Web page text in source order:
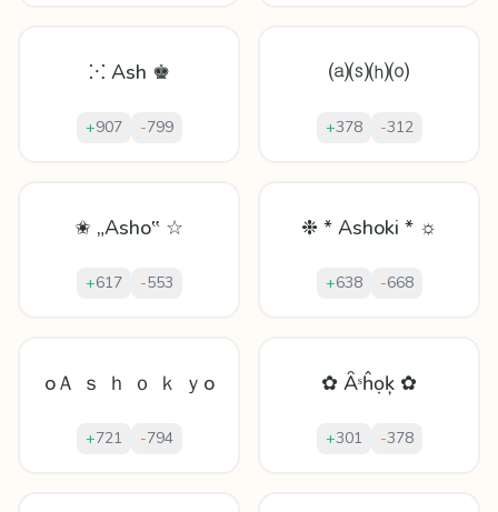
⁙ Ash ♚
+907 -799
⒜⒮⒣⒪
+378 -312
✬ „Asho‟ ☆
+617 -553
❉ * Ashoki * ☼
+638 -668
oＡ ｓ ｈ ｏ ｋ ｙo
+721 -794
✿ Ȃˢĥọķ ✿
+301 -378